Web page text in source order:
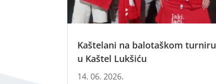
Kaštelani na balotaškom turniru
u Kaštel Lukšiću
14. 06. 2026.